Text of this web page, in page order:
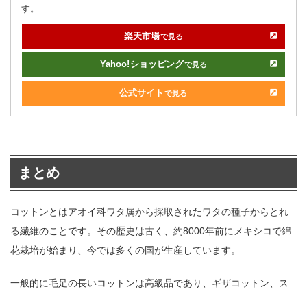
す。
楽天市場で見る
Yahoo! ショッピングで見る
公式サイト で見る
まとめ
コットンとはアオイ科ワタ属から採取されたワタの種子からとれ
る繊維のことです。その歴史は古く、約8000年前にメキシコで綿
花栽培が始まり、今では多くの国が生産しています。
一般的に毛足の長いコットンは高級品であり、ギザコットン、ス